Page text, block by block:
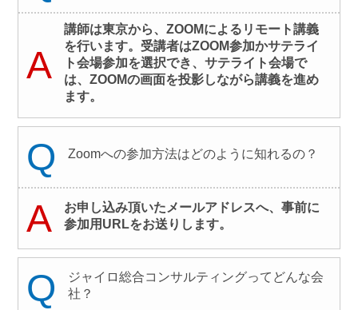
A
講師は東京から、ZOOMによるリモート講義
を行います。受講者はZOOM参加かサテライ
ト会場参加を選択でき、サテライト会場で
は、ZOOMの画面を投影しながら講義を進め
ます。
Q Zoomへの参加方法はどのように知れるの？
A
お申し込み頂いたメールアドレスへ、事前に
参加用URLをお送りします。
Q
ジャイロ総合コンサルティングってどんな会
社？